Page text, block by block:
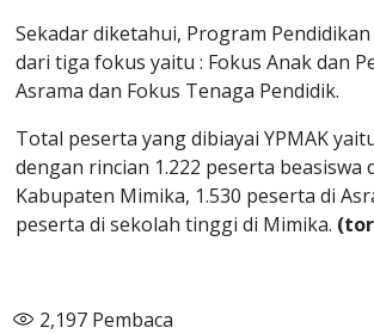
Sekadar diketahui, Program
dari tiga fokus yaitu : Fokus Anak dan
Asrama dan Fokus Tenaga Pendidik.
Total peserta yang dibiayai YPMAK
dengan rincian 1.222 peserta beasiswa
Kabupaten Mimika, 1.530 peserta di
peserta di sekolah tinggi di Mimika.
2,197 Pembaca